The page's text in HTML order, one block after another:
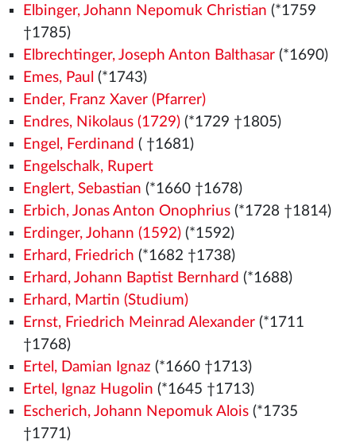
Elbinger, Johann Nepomuk Christian (*1759
†1785)
Elbrechtinger, Joseph Anton Balthasar(*1690)
Emes, Paul (*1743)
Ender, Franz Xaver (Pfarrer)
Endres, Nikolaus (1729)(*1729 †1805)
Engel, Ferdinand ( †1681)
Engelschalk, Rupert
Englert, Sebastian (*1660 †1678)
Erbich, Jonas Anton Onophrius(*1728 †1814)
Erdinger, Johann (1592)(*1592)
Erhard, Friedrich (*1682 †1738)
Erhard, Johann Baptist Bernhard (*1688)
Erhard, Martin (Studium)
Ernst, Friedrich Meinrad Alexander(*1711
†1768)
Ertel, Damian Ignaz (*1660 †1713)
Ertel, Ignaz Hugolin (*1645 †1713)
Escherich, Johann Nepomuk Alois(*1735
†1771)